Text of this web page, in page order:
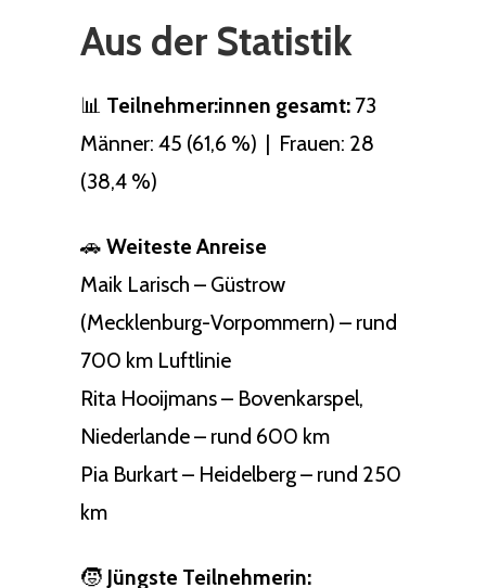
Aus der Statistik
📊 Teilnehmer:innen gesamt: 73
Männer: 45 (61,6 %) | Frauen: 28
(38,4 %)
🚗 Weiteste Anreise
Maik Larisch – Güstrow
(Mecklenburg-Vorpommern) – rund
700 km Luftlinie
Rita Hooijmans – Bovenkarspel,
Niederlande – rund 600 km
Pia Burkart – Heidelberg – rund 250
km
🧒 Jüngste Teilnehmerin: